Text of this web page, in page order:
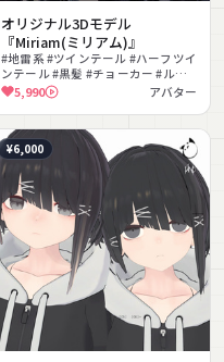
オリジナル3Dモデル
『Miriam(ミリアム)』
#地雷系 #ツインテール #ハーフツイ
ンテール #黒髪 #チョーカー #ルー
ズソックス #ダーク #病みかわいい
#フルトラ #MMD対応
5,990 アバター
¥6,000